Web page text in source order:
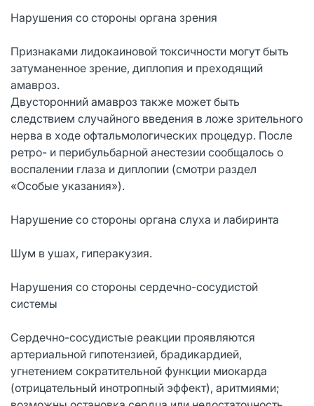
Нарушения со стороны органа зрения
Признаками лидокаиновой токсичности могут быть
затуманенное зрение, диплопия и преходящий
амавроз.
Двусторонний амавроз также может быть
следствием случайного введения в ложе зрительного
нерва в ходе офтальмологических процедур. После
ретро- и перибульбарной анестезии сообщалось о
воспалении глаза и диплопии (смотри раздел
«Особые указания»).
Нарушение со стороны органа слуха и лабиринта
Шум в ушах, гиперакузия.
Нарушения со стороны сердечно-сосудистой
системы
Сердечно-сосудистые реакции проявляются
артериальной гипотензией, брадикардией,
угнетением сократительной функции миокарда
(отрицательный инотропный эффект), аритмиями;